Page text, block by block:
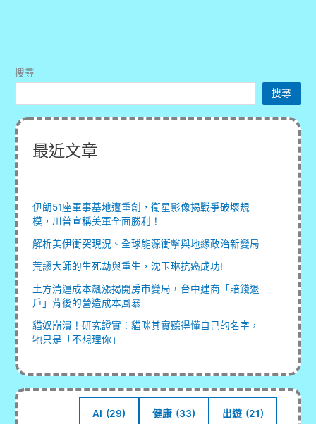
搜尋
搜尋
最近文章
伊朗51座軍事基地遭重創，衛星影像揭戰爭破壞規
模，川普宣稱美軍全面勝利！
解析美伊衝突現況、全球能源衝擊與地緣政治新變局
荒謬大師的生死劫與重生，沈玉琳抗癌成功!
土方清運成本飆漲揭開房市變局，台中建商「賠錢退
戶」背後的營造成本風暴
貓奴崩潰！研究證實：貓咪其實聽得懂自己的名字，
牠只是「不想理你」
AI (29) 健康 (33) 出遊 (21)